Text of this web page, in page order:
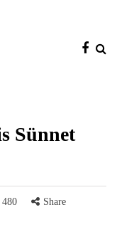
Sünnet
480 Share